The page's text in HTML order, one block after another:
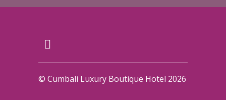
© Cumbali Luxury Boutique Hotel 2026